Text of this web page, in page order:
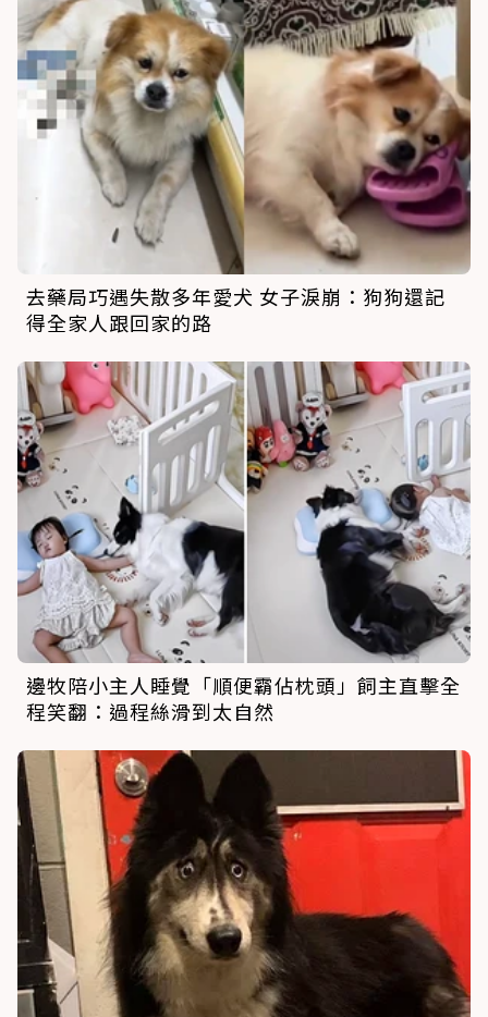
去藥局巧遇失散多年愛犬 女子淚崩：狗狗還記
得全家人跟回家的路
邊牧陪小主人睡覺「順便霸佔枕頭」飼主直擊全
程笑翻：過程絲滑到太自然